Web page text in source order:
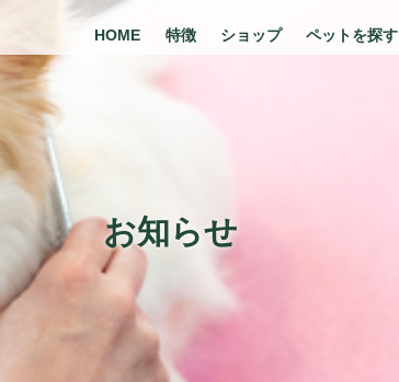
お知らせ
HOME 特徴 ショップ ペットを探す